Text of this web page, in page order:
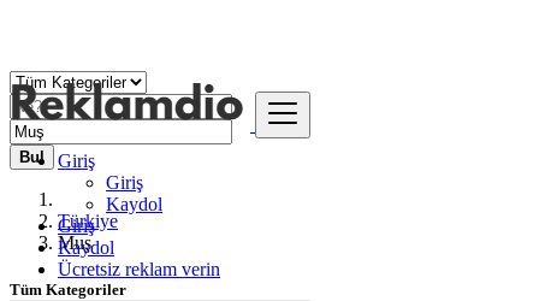
Giriş
Giriş
Kaydol
Giriş
Kaydol
Ücretsiz reklam verin
Bul
Türkiye
Muş
Tüm Kategoriler